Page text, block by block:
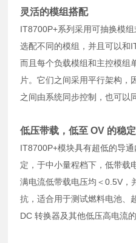
灵活的模组搭配
IT8700P+系列采用可抽换模
选配不同的模组，并且可以和
而且每个负载模组和主控模组
片。它们之间采用平行架构，
之间由系统同步控制，也可以
低压带载，低至 OV 的稳
IT8700P+模块具有超低的导
定，于中小量程档下，低带载
满电流低带载电压均＜0.5V，
抗，适合用于测试燃料电池、
DC 转换器及其他低压高电流的